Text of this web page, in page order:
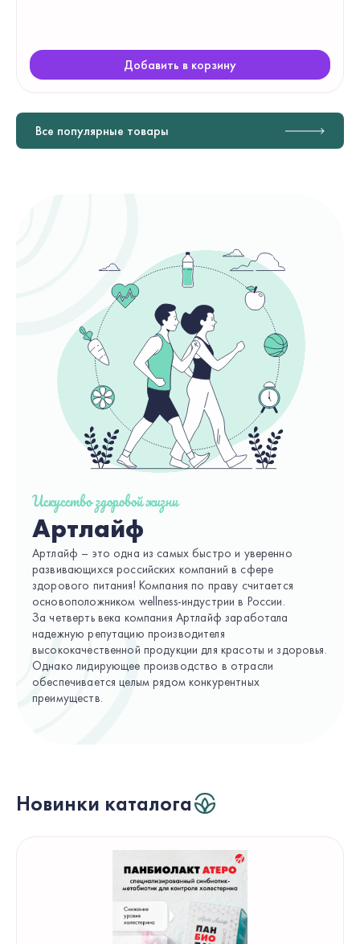
Добавить в корзину
Все популярные товары
Искусство здоровой жизни
Артлайф
Артлайф – это одна из самых быстро и уверенно
развивающихся российских компаний в сфере
здорового питания! Компания по праву считается
основоположником wellness-индустрии в России.
За четверть века компания Артлайф заработала
надежную репутацию производителя
высококачественной продукции для красоты и здоровья.
Однако лидирующее производство в отрасли
обеспечивается целым рядом конкурентных
преимуществ.
Новинки каталога